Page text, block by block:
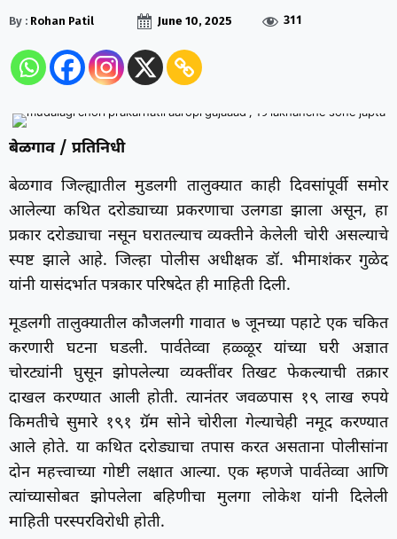
By : Rohan Patil June 10, 2025 311
बेळगाव / प्रतिनिधी
बेळगाव जिल्ह्यातील मुडलगी तालुक्यात काही दिवसांपूर्वी समोर
आलेल्या कथित दरोड्याच्या प्रकरणाचा उलगडा झाला असून, हा
प्रकार दरोड्याचा नसून घरातल्याच व्यक्तीने केलेली चोरी असल्याचे
स्पष्ट झाले आहे. जिल्हा पोलीस अधीक्षक डॉ. भीमाशंकर गुळेद
यांनी यासंदर्भात पत्रकार परिषदेत ही माहिती दिली.
मूडलगी तालुक्यातील कौजलगी गावात ७ जूनच्या पहाटे एक चकित
करणारी घटना घडली. पार्वतेव्वा हळ्ळूर यांच्या घरी अज्ञात
चोरट्यांनी घुसून झोपलेल्या व्यक्तींवर तिखट फेकल्याची तक्रार
दाखल करण्यात आली होती. त्यानंतर जवळपास १९ लाख रुपये
किमतीचे सुमारे १९१ ग्रॅम सोने चोरीला गेल्याचेही नमूद करण्यात
आले होते. या कथित दरोड्याचा तपास करत असताना पोलीसांना
दोन महत्त्वाच्या गोष्टी लक्षात आल्या. एक म्हणजे पार्वतेव्वा आणि
त्यांच्यासोबत झोपलेला बहिणीचा मुलगा लोकेश यांनी दिलेली
माहिती परस्परविरोधी होती.